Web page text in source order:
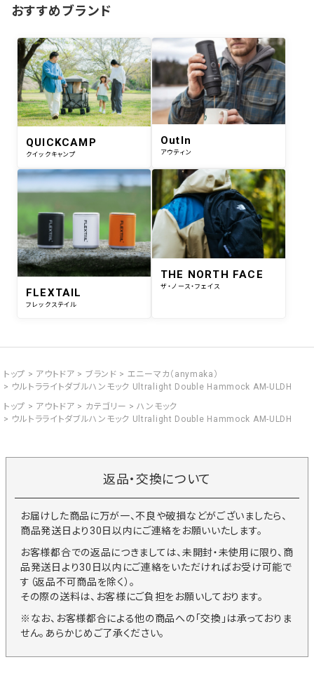
おすすめブランド
QUICKCAMP
クイックキャンプ
OutIn
アウティン
FLEXTAIL
フレックステイル
THE NORTH FACE
ザ・ノース・フェイス
トップ アウトドア ブランド
エニーマカ（anymaka）
ウルトラライトダブルハンモック Ultralight Double Hammock AM-ULDH
トップ
アウトドア カテゴリー
ハンモック
ウルトラライトダブルハンモック Ultralight Double Hammock AM-ULDH
返品・交換について
お届けした商品に万が一、不良や破損などがございましたら、
商品発送日より30日以内にご連絡をお願いいたします。
お客様都合での返品につきましては、未開封・未使用に限り、商
品発送日より30日以内にご連絡をいただければお受け可能で
す（返品不可商品を除く）。
その際の送料は、お客様にご負担をお願いしております。
※なお、お客様都合による他の商品への「交換」は承っておりま
せん。あらかじめご了承ください。